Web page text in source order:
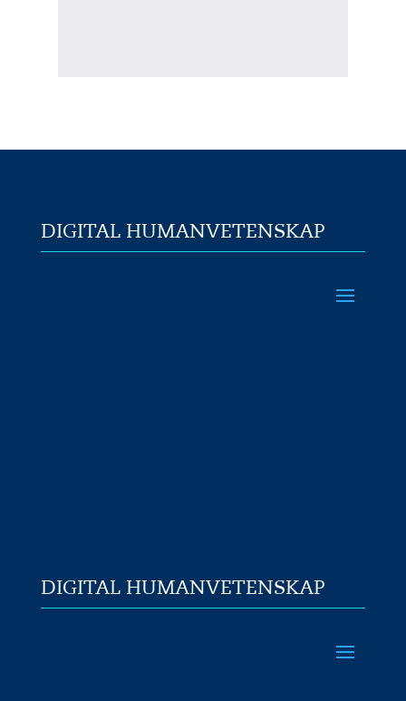
DIGITAL HUMANVETENSKAP
DIGITAL HUMANVETENSKAP